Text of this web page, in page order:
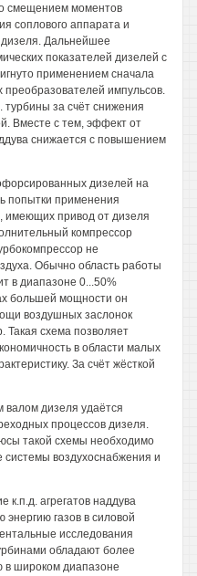
смещением моментов
соплового аппарата и
Дальнейшее
показателей дизелей с
применением сначала
преобразователей импульсов.
турбины за счёт снижения
Вместе с тем, эффект от
снижается с повышением
дизелей на
попытки применения
имеющих привод от дизеля
компрессор
не
Обычно область работы
в диапазоне 0...50%
большей мощности он
воздушных заслонок
Такая схема позволяет
в области малых
За счёт жёсткой
валом дизеля удаётся
процессов дизеля.
такой схемы необходимо
системы воздухоснабжения и
агрегатов наддува
энергию газов в силовой
исследования
обладают более
в широком диапазоне